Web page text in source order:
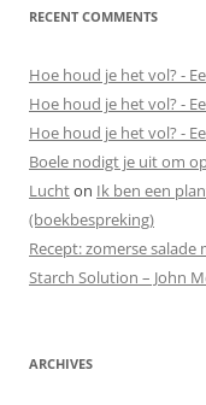
RECENT COMMENTS
Hoe houd je het vol? -
Hoe houd je het vol? -
Hoe houd je het vol? -
Boele nodigt je uit om
Luchton Ik ben een
(boekbespreking)
Recept: zomerse
Starch Solution – John
ARCHIVES